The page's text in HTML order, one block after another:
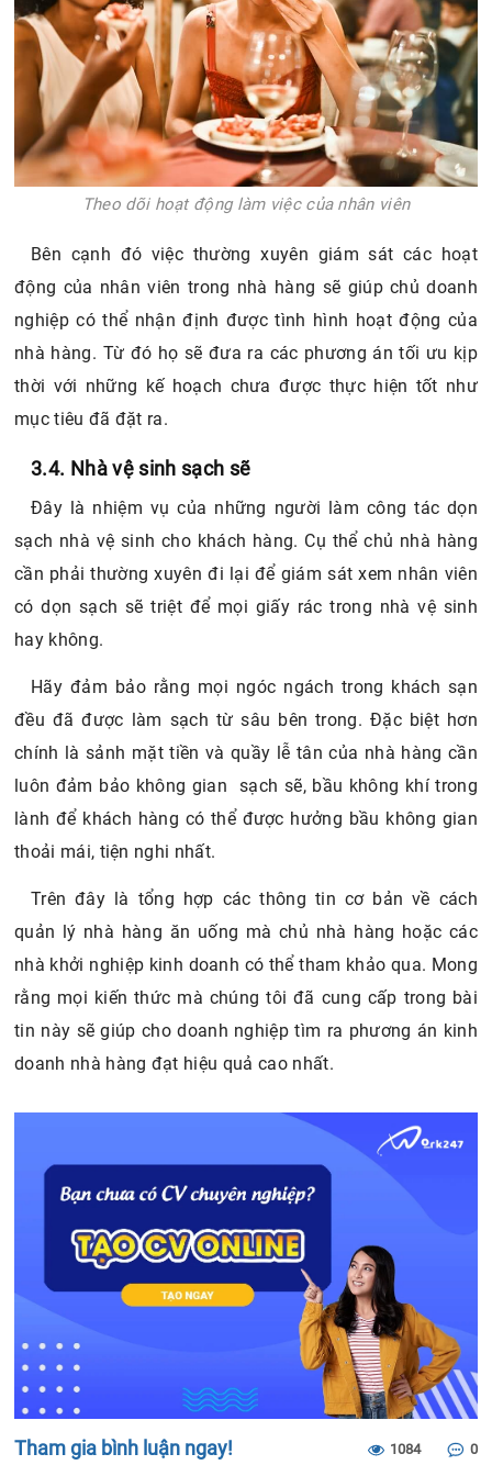
Theo dõi hoạt động làm việc của nhân viên
Bên cạnh đó việc thường xuyên giám sát các hoạt
động của nhân viên trong nhà hàng sẽ giúp chủ doanh
nghiệp có thể nhận định được tình hình hoạt động của
nhà hàng. Từ đó họ sẽ đưa ra các phương án tối ưu kịp
thời với những kế hoạch chưa được thực hiện tốt như
mục tiêu đã đặt ra.
3.4. Nhà vệ sinh sạch sẽ
Đây là nhiệm vụ của những người làm công tác dọn
sạch nhà vệ sinh cho khách hàng. Cụ thể chủ nhà hàng
cần phải thường xuyên đi lại để giám sát xem nhân viên
có dọn sạch sẽ triệt để mọi giấy rác trong nhà vệ sinh
hay không.
Hãy đảm bảo rằng mọi ngóc ngách trong khách sạn
đều đã được làm sạch từ sâu bên trong. Đặc biệt hơn
chính là sảnh mặt tiền và quầy lễ tân của nhà hàng cần
luôn đảm bảo không gian sạch sẽ, bầu không khí trong
lành để khách hàng có thể được hưởng bầu không gian
thoải mái, tiện nghi nhất.
Trên đây là tổng hợp các thông tin cơ bản về cách
quản lý nhà hàng ăn uống mà chủ nhà hàng hoặc các
nhà khởi nghiệp kinh doanh có thể tham khảo qua. Mong
rằng mọi kiến thức mà chúng tôi đã cung cấp trong bài
tin này sẽ giúp cho doanh nghiệp tìm ra phương án kinh
doanh nhà hàng đạt hiệu quả cao nhất.
Tham gia bình luận ngay! 1084 0